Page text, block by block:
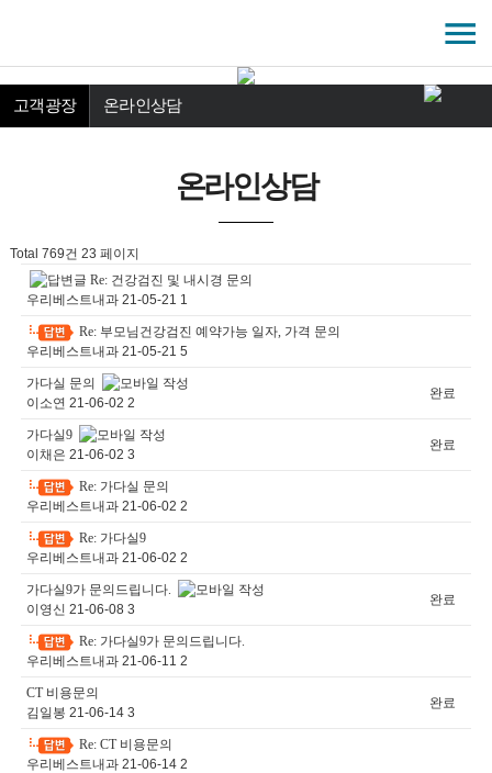
고객광장 온라인상담
온라인상담
Total 769건 23 페이지
Re: 건강검진 및 내시경 문의
우리베스트내과 21-05-21 1
Re: 부모님건강검진 예약가능 일자, 가격 문의
우리베스트내과 21-05-21 5
가다실 문의
이소연 21-06-02 2
완료
가다실9
이채은 21-06-02 3
완료
Re: 가다실 문의
우리베스트내과 21-06-02 2
Re: 가다실9
우리베스트내과 21-06-02 2
가다실9가 문의드립니다.
이영신 21-06-08 3
완료
Re: 가다실9가 문의드립니다.
우리베스트내과 21-06-11 2
CT 비용문의
김일봉 21-06-14 3
완료
Re: CT 비용문의
우리베스트내과 21-06-14 2